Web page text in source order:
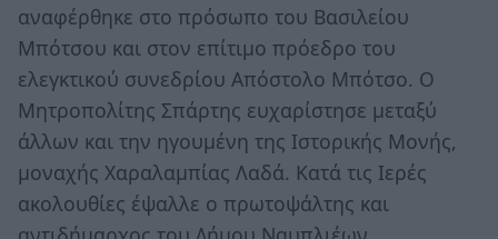
αναφέρθηκε στο πρόσωπο του Βασιλείου
Μπότσου και στον επίτιμο πρόεδρο του
ελεγκτικού συνεδρίου Απόστολο Μπότσο. Ο
Μητροπολίτης Σπάρτης ευχαρίστησε μεταξύ
άλλων και την ηγουμένη της Ιστορικής Μονής,
μοναχής Χαραλαμπίας Λαδά. Κατά τις Ιερές
ακολουθίες έψαλλε ο πρωτοψάλτης και